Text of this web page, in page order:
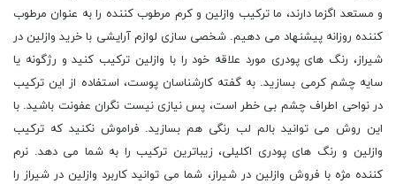
و مستعد اگزما دارند، ما ترکیب وازلین و کرم مرطوب کننده را به عنوان مرطوب
کننده روزانه پیشنهاد می‌ دهیم. شخصی سازی لوازم آرایشی با خرید وازلین در
شیراز، رنگ‌ های پودری مورد علاقه خود را با وازلین ترکیب کنید و رژگونه یا
سایه چشم کرمی بسازید. به گفته‌ کارشناسان پوست، استفاده از این ترکیب
در نواحی اطراف چشم بی‌ خطر است، پس نیازی نیست نگران عفونت باشید. با
این روش می‌ توانید بالم لب رنگی هم بسازید. فراموش نکنید که ترکیب
وازلین و رنگ‌ های پودری اکلیلی، زیباترین ترکیب را به شما می ‌دهد. نرم
کننده مژه با فروش وازلین در شیراز، شما می ‌توانید کاربرد وازلین در شیراز را